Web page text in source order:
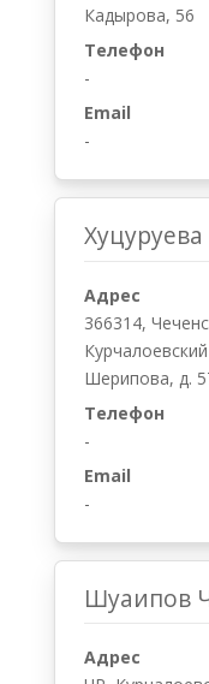
Кадырова, 56
Телефон
-
Email
-
Адрес
366314,
Шерипова, д.
Телефон
-
Email
-
Шуаипов
Адрес